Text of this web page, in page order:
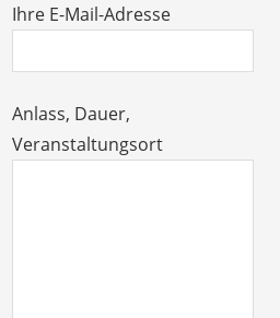
Ihre E-Mail-Adresse
Anlass, Dauer,
Veranstaltungsort